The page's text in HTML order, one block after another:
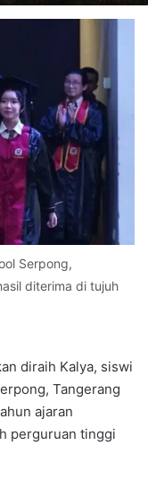
Serpong,
diterima di tujuh
diraih Kalya, siswi
Tangerang
ajaran
perguruan tinggi